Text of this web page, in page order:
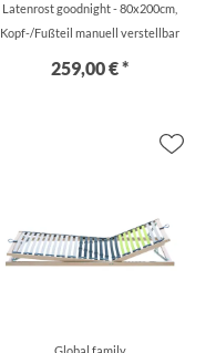
Latenrost goodnight - 80x200cm,
Kopf-/Fußteil manuell verstellbar
259,00 € *